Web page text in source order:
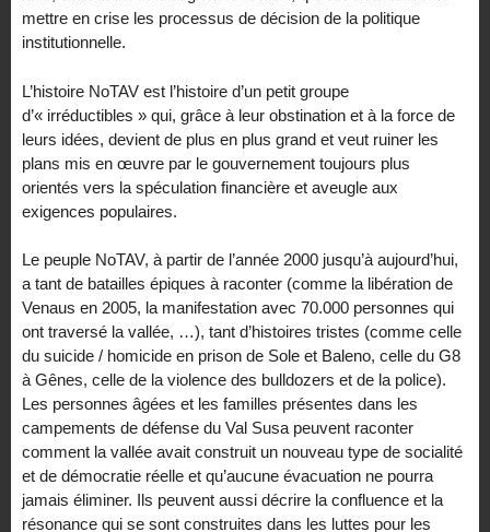
mettre en crise les processus de décision de la politique
institutionnelle.
L’histoire NoTAV est l’histoire d’un petit groupe
d’« irréductibles » qui, grâce à leur obstination et à la force de
leurs idées, devient de plus en plus grand et veut ruiner les
plans mis en œuvre par le gouvernement toujours plus
orientés vers la spéculation financière et aveugle aux
exigences populaires.
Le peuple NoTAV, à partir de l’année 2000 jusqu’à aujourd’hui,
a tant de batailles épiques à raconter (comme la libération de
Venaus en 2005, la manifestation avec 70.000 personnes qui
ont traversé la vallée, …), tant d’histoires tristes (comme celle
du suicide / homicide en prison de Sole et Baleno, celle du G8
à Gênes, celle de la violence des bulldozers et de la police).
Les personnes âgées et les familles présentes dans les
campements de défense du Val Susa peuvent raconter
comment la vallée avait construit un nouveau type de socialité
et de démocratie réelle et qu’aucune évacuation ne pourra
jamais éliminer. Ils peuvent aussi décrire la confluence et la
résonance qui se sont construites dans les luttes pour les